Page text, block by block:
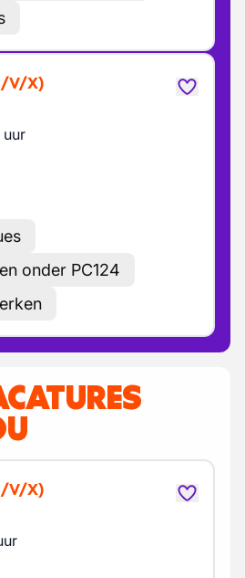
V/X)
uur
onder PC124
V/X)